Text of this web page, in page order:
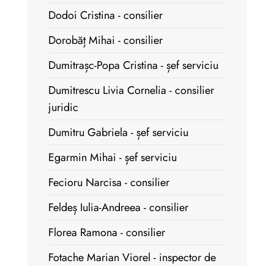
Dodoi Cristina - consilier
Dorobăț Mihai - consilier
Dumitrașc-Popa Cristina - șef serviciu
Dumitrescu Livia Cornelia - consilier
juridic
Dumitru Gabriela - șef serviciu
Egarmin Mihai - șef serviciu
Fecioru Narcisa - consilier
Feldeș Iulia-Andreea - consilier
Florea Ramona - consilier
Fotache Marian Viorel - inspector de